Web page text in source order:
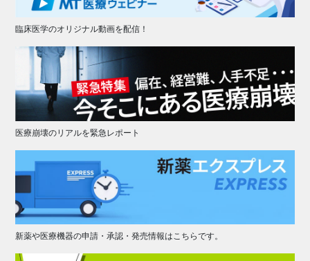
臨床医学のオリジナル動画を配信！
医療崩壊のリアルを緊急レポート
新薬や医療機器の申請・承認・発売情報はこちらです。